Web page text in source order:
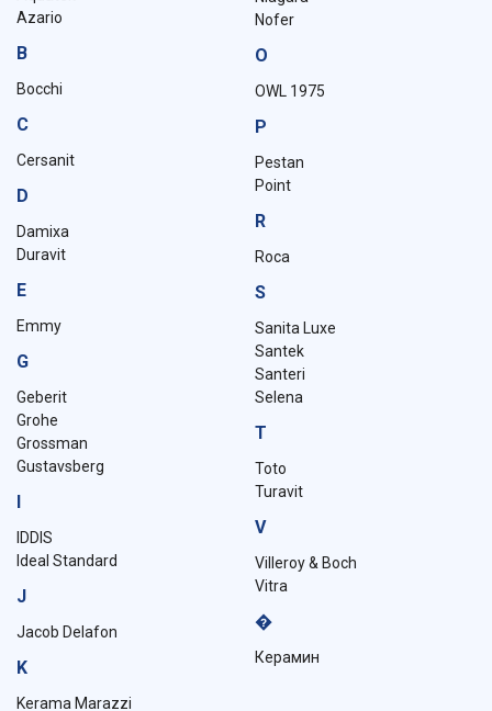
Azario
B
Bocchi
C
Cersanit
D
Damixa
Duravit
E
Emmy
G
Geberit
Grohe
Grossman
Gustavsberg
I
IDDIS
Ideal Standard
J
Jacob Delafon
K
Kerama Marazzi
Nofer
O
OWL 1975
P
Pestan
Point
R
Roca
S
Sanita Luxe
Santek
Santeri
Selena
T
Toto
Turavit
V
Villeroy & Boch
Vitra
�
Керамин